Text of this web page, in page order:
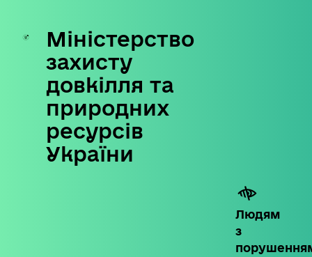
Skip
content
Міністерство
захисту
довкілля та
природних
ресурсів
України
Людям
з